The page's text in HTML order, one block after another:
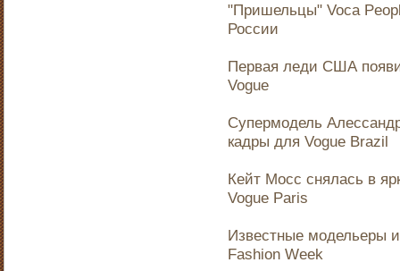
"Пришельцы" Voca
России
Первая леди США
Vogue
Супермодель
кадры для Vogue Brazil
Кейт Мосс снялась в
Vogue Paris
Известные модельеры
Fashion Week